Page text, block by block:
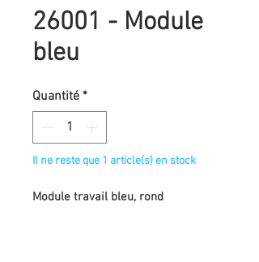
26001 - Module
bleu
Quantité *
Il ne reste que 1 article(s) en stock
Module travail bleu, rond